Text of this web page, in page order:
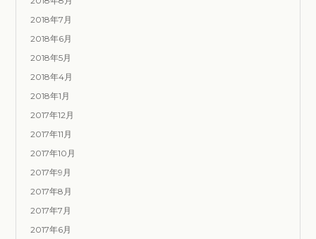
2018年7月
2018年6月
2018年5月
2018年4月
2018年1月
2017年12月
2017年11月
2017年10月
2017年9月
2017年8月
2017年7月
2017年6月